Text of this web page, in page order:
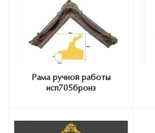
Рама ручной работы
исп705бронз